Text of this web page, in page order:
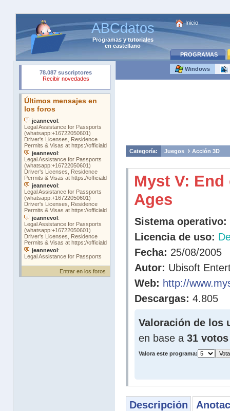
ABCdatos
Programasytutoriales
en castellano
Inicio
PROGRAMAS
Entrar en los foros
Windows
Categoría: Juegos Acción 3D
Myst V: End
Ages
Sistema operativo:
Licencia de uso:
Fecha: 25/08/2005
Autor: Ubisoft
Web: http://
Descargas: 4.805
Valoración de los
en base a 31 votos
Valora este programa:
Descripción